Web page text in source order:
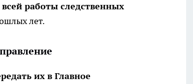
всей работы следственных
лет.
их в Главное